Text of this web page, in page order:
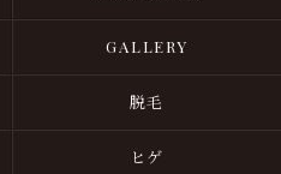
GALLERY
脱毛
ヒゲ